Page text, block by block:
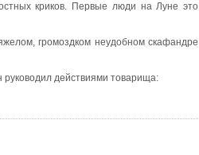
криков. Первые люди на Луне это
громоздком неудобном скафандре
действиями товарища: